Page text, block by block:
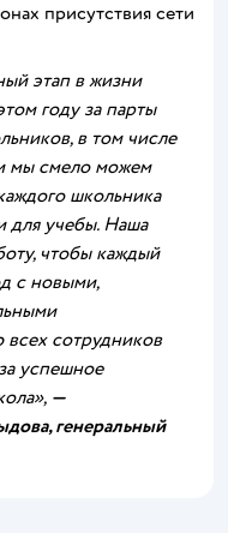
присутствия сети
этап в жизни
году за парты
в том числе
мы смело можем
школьника
для учебы. Наша
чтобы каждый
с новыми,
сотрудников
успешное
—
генеральный